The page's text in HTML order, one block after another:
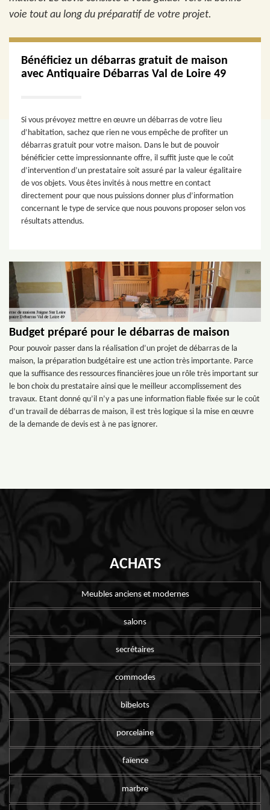
voie tout au long du préparatif de votre projet.
Bénéficiez un débarras gratuit de maison
avec Antiquaire Débarras Val de Loire 49
Si vous prévoyez mettre en œuvre un débarras de votre lieu
d’habitation, sachez que rien ne vous empêche de profiter un
débarras gratuit pour votre maison. Dans le but de pouvoir
bénéficier cette impressionnante offre, il suffit juste que le coût
d’intervention d’un prestataire soit assuré par la valeur égalitaire
de vos objets. Vous êtes invités à nous mettre en contact
directement pour que nous puissions donner plus d’information
concernant le type de service que nous pouvons proposer selon vos
résultats attendus.
Budget préparé pour le débarras de maison
Pour pouvoir passer dans la réalisation d’un projet de débarras de la
maison, la préparation budgétaire est une action très importante. Parce
que la suffisance des ressources financières joue un rôle très important sur
le bon choix du prestataire ainsi que le meilleur accomplissement des
travaux. Etant donné qu’il n’y a pas une information fiable fixée sur le coût
d’un travail de débarras de maison, il est très logique si la mise en œuvre
de la demande de devis est à ne pas ignorer.
ACHATS
Meubles anciens et modernes
salons
secrétaires
commodes
bibelots
porcelaine
faïence
marbre